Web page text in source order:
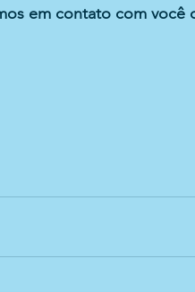
em contato com você